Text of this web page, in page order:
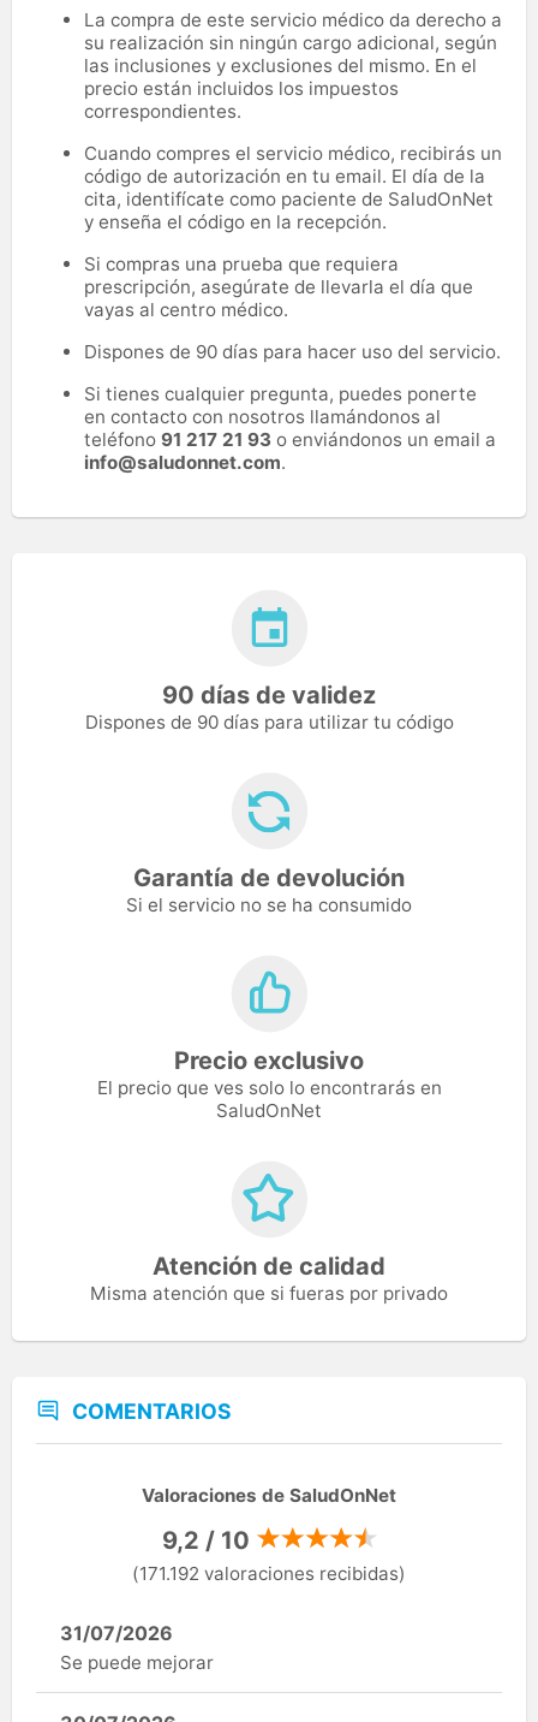
La compra de este servicio médico da derecho a
su realización sin ningún cargo adicional, según
las inclusiones y exclusiones del mismo. En el
precio están incluidos los impuestos
correspondientes.
Cuando compres el servicio médico, recibirás un
código de autorización en tu email. El día de la
cita, identifícate como paciente de SaludOnNet
y enseña el código en la recepción.
Si compras una prueba que requiera
prescripción, asegúrate de llevarla el día que
vayas al centro médico.
Dispones de 90 días para hacer uso del servicio.
Si tienes cualquier pregunta, puedes ponerte
en contacto con nosotros llamándonos al
teléfono 91 217 21 93 o enviándonos un email a
info@saludonnet.com.
90 días de validez
Dispones de 90 días para utilizar tu código
Garantía de devolución
Si el servicio no se ha consumido
Precio exclusivo
El precio que ves solo lo encontrarás en
SaludOnNet
Atención de calidad
Misma atención que si fueras por privado
COMENTARIOS
Valoraciones de SaludOnNet
9,2 / 10
(171.192 valoraciones recibidas)
31/07/2026
Se puede mejorar